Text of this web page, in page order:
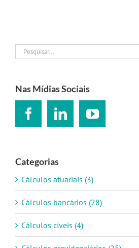
Buscar
resultados
Nas Mídias Sociais
Categorias
Cálculos atuariais (3)
Cálculos bancários (28)
Cálculos cíveis (4)